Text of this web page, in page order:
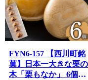
FYN6-157 【西川町銘
菓】日本一大きな栗の
木「栗もなか」 6個入